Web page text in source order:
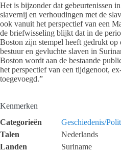
Het is bijzonder dat gebeurtenissen
slavernij en verhoudingen met de
ook vanuit het perspectief van een
de briefwisseling blijkt dat in de
Boston zijn stempel heeft gedrukt op
bestuur en gevluchte slaven in
Boston wordt aan de bestaande
het perspectief van een tijdgenoot,
toegevoegd.”
Kenmerken
Categorieën
Geschiedenis/
Talen
Nederlands
Landen
Suriname